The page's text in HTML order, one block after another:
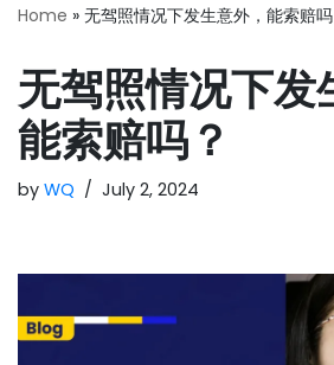
Home » 无驾照情况下发生意外，能索赔吗
无驾照情况下发
能索赔吗？
by WQ July 2, 2024